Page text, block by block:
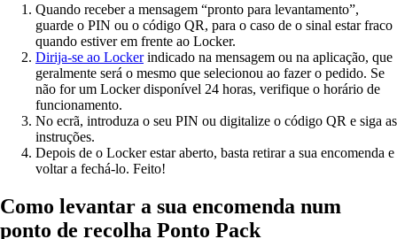
Quando receber a mensagem “pronto para levantamento”,
guarde o PIN ou o código QR, para o caso de o sinal estar fraco
quando estiver em frente ao Locker.
Dirija-se ao Lockerindicado na mensagem ou na aplicação, que
geralmente será o mesmo que selecionou ao fazer o pedido. Se
não for um Locker disponível 24 horas, verifique o horário de
funcionamento.
No ecrã, introduza o seu PIN ou digitalize o código QR e siga as
instruções.
Depois de o Locker estar aberto, basta retirar a sua encomenda e
voltar a fechá-lo. Feito!
Como levantar a sua encomenda num
ponto de recolha Ponto Pack